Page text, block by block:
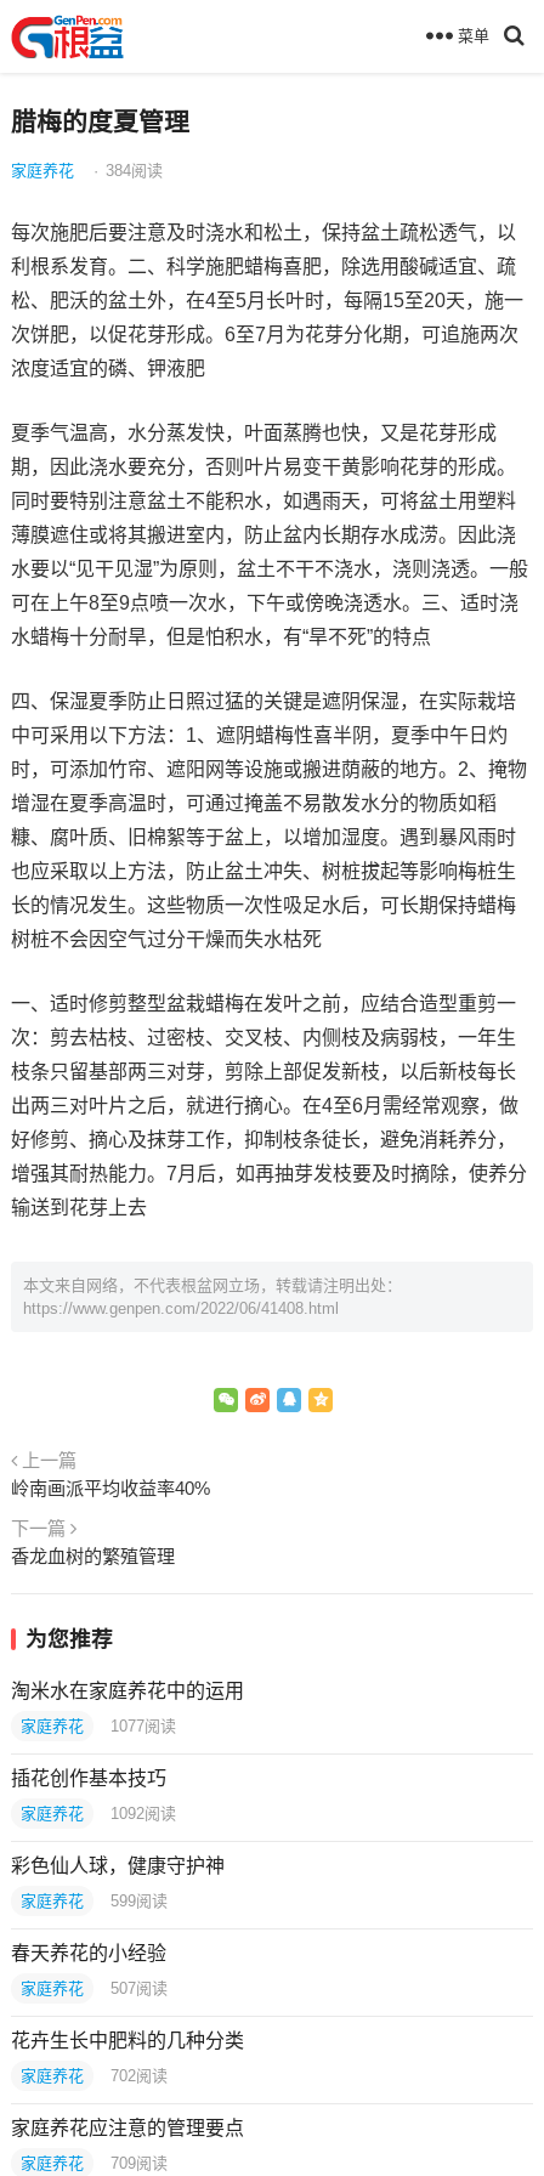
菜单
腊梅的度夏管理
家庭养花 · 384阅读
每次施肥后要注意及时浇水和松土，保持盆土疏松透气，以
利根系发育。二、科学施肥蜡梅喜肥，除选用酸碱适宜、疏
松、肥沃的盆土外，在4至5月长叶时，每隔15至20天，施一
次饼肥，以促花芽形成。6至7月为花芽分化期，可追施两次
浓度适宜的磷、钾液肥
夏季气温高，水分蒸发快，叶面蒸腾也快，又是花芽形成
期，因此浇水要充分，否则叶片易变干黄影响花芽的形成。
同时要特别注意盆土不能积水，如遇雨天，可将盆土用塑料
薄膜遮住或将其搬进室内，防止盆内长期存水成涝。因此浇
水要以“见干见湿”为原则，盆土不干不浇水，浇则浇透。一般
可在上午8至9点喷一次水，下午或傍晚浇透水。三、适时浇
水蜡梅十分耐旱，但是怕积水，有“旱不死”的特点
四、保湿夏季防止日照过猛的关键是遮阴保湿，在实际栽培
中可采用以下方法：1、遮阴蜡梅性喜半阴，夏季中午日灼
时，可添加竹帘、遮阳网等设施或搬进荫蔽的地方。2、掩物
增湿在夏季高温时，可通过掩盖不易散发水分的物质如稻
糠、腐叶质、旧棉絮等于盆上，以增加湿度。遇到暴风雨时
也应采取以上方法，防止盆土冲失、树桩拔起等影响梅桩生
长的情况发生。这些物质一次性吸足水后，可长期保持蜡梅
树桩不会因空气过分干燥而失水枯死
一、适时修剪整型盆栽蜡梅在发叶之前，应结合造型重剪一
次：剪去枯枝、过密枝、交叉枝、内侧枝及病弱枝，一年生
枝条只留基部两三对芽，剪除上部促发新枝，以后新枝每长
出两三对叶片之后，就进行摘心。在4至6月需经常观察，做
好修剪、摘心及抹芽工作，抑制枝条徒长，避免消耗养分，
增强其耐热能力。7月后，如再抽芽发枝要及时摘除，使养分
输送到花芽上去
本文来自网络，不代表根盆网立场，转载请注明出处：
https://www.genpen.com/2022/06/41408.html
上一篇
岭南画派平均收益率40%
下一篇
香龙血树的繁殖管理
为您推荐
淘米水在家庭养花中的运用
家庭养花 1077阅读
插花创作基本技巧
家庭养花 1092阅读
彩色仙人球，健康守护神
家庭养花 599阅读
春天养花的小经验
家庭养花 507阅读
花卉生长中肥料的几种分类
家庭养花 702阅读
家庭养花应注意的管理要点
家庭养花 709阅读